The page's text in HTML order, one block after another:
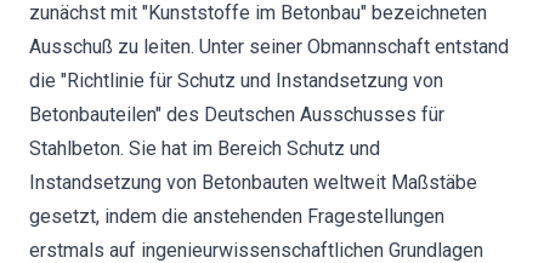
zunächst mit "Kunststoffe im Betonbau" bezeichneten
Ausschuß zu leiten. Unter seiner Obmannschaft entstand
die "Richtlinie für Schutz und Instandsetzung von
Betonbauteilen" des Deutschen Ausschusses für
Stahlbeton. Sie hat im Bereich Schutz und
Instandsetzung von Betonbauten weltweit Maßstäbe
gesetzt, indem die anstehenden Fragestellungen
erstmals auf ingenieurwissenschaftlichen Grundlagen